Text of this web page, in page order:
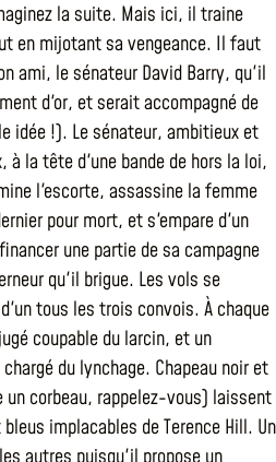
la suite. Mais ici, il traine
en mijotant sa vengeance. Il faut
ami, le sénateur David Barry, qu'il
d'or, et serait accompagné de
idée !). Le sénateur, ambitieux et
à la tête d'une bande de hors la loi,
l'escorte, assassine la femme
pour mort, et s'empare d'un
une partie de sa campagne
qu'il brigue. Les vols se
tous les trois convois. À chaque
coupable du larcin, et un
du lynchage. Chapeau noir et
un corbeau, rappelez-vous) laissent
implacables de Terence Hill. Un